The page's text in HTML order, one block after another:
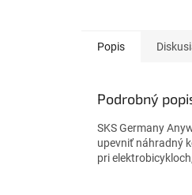
Popis
Podrobný
SKS Germany
upevniť náhradný
pri